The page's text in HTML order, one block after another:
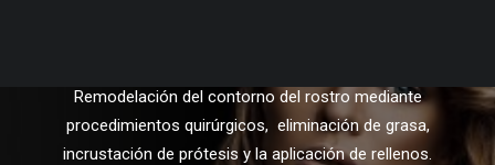
Remodelación del contorno del rostro mediante
procedimientos quirúrgicos, eliminación de grasa,
incrustación de prótesis y la aplicación de rellenos.